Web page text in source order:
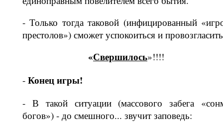
- Только тогда таковой (инфицирован­ный
престолов») сможет успоко­иться и
«Свершилось»!!!!
- Конец игры!
- В такой ситуации (массового забега
богов») - до смешного... звучит заповедь: